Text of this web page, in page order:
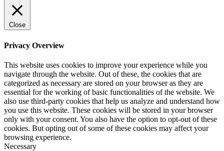
Close
Privacy Overview
This website uses cookies to improve your experience while you
navigate through the website. Out of these, the cookies that are
categorized as necessary are stored on your browser as they are
essential for the working of basic functionalities of the website. We
also use third-party cookies that help us analyze and understand how
you use this website. These cookies will be stored in your browser
only with your consent. You also have the option to opt-out of these
cookies. But opting out of some of these cookies may affect your
browsing experience.
Necessary